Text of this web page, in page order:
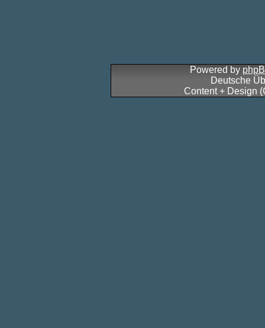
Powered by
Deutsche
Content + Design